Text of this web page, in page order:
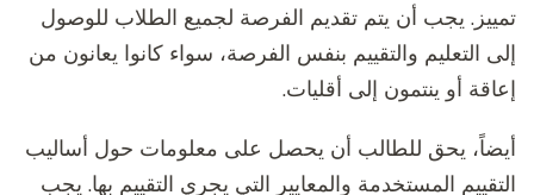
تمييز. يجب أن يتم تقديم الفرصة لجميع الطلاب للوصول
إلى التعليم والتقييم بنفس الفرصة، سواء كانوا يعانون من
إعاقة أو ينتمون إلى أقليات.
أيضاً، يحق للطالب أن يحصل على معلومات حول أساليب
التقييم المستخدمة والمعايير التي يجري التقييم بها. يجب